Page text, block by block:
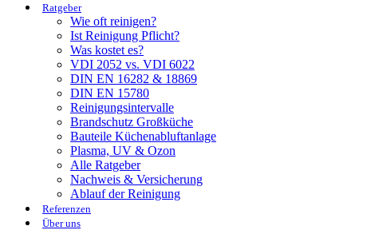
Ratgeber
Wie oft reinigen?
Ist Reinigung Pflicht?
Was kostet es?
VDI 2052 vs. VDI 6022
DIN EN 16282 & 18869
DIN EN 15780
Reinigungsintervalle
Brandschutz Großküche
Bauteile Küchenabluftanlage
Plasma, UV & Ozon
Alle Ratgeber
Nachweis & Versicherung
Ablauf der Reinigung
Referenzen
Über uns